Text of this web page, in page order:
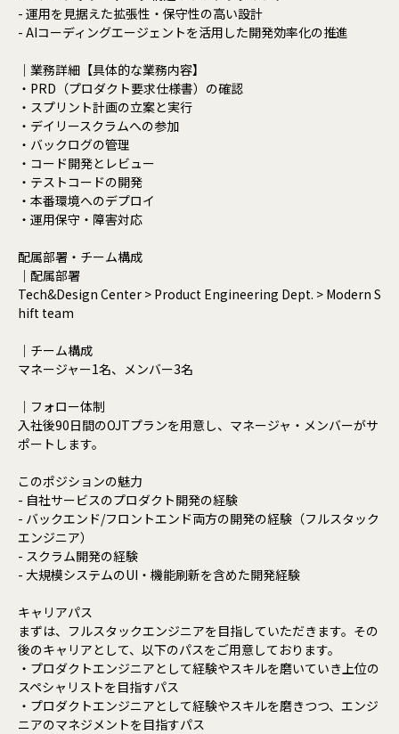
- 運用を見据えた拡張性・保守性の高い設計
- AIコーディングエージェントを活用した開発効率化の推進
｜業務詳細【具体的な業務内容】
・PRD（プロダクト要求仕様書）の確認
・スプリント計画の立案と実行
・デイリースクラムへの参加
・バックログの管理
・コード開発とレビュー
・テストコードの開発
・本番環境へのデプロイ
・運用保守・障害対応
配属部署・チーム構成
｜配属部署
Tech&Design Center > Product Engineering Dept. > Modern S
hift team
｜チーム構成
マネージャー1名、メンバー3名
｜フォロー体制
入社後90日間のOJTプランを用意し、マネージャ・メンバーがサ
ポートします。
このポジションの魅力
- 自社サービスのプロダクト開発の経験
- バックエンド/フロントエンド両方の開発の経験（フルスタック
エンジニア）
- スクラム開発の経験
- 大規模システムのUI・機能刷新を含めた開発経験
キャリアパス
まずは、フルスタックエンジニアを目指していただきます。その
後のキャリアとして、以下のパスをご用意しております。
・プロダクトエンジニアとして経験やスキルを磨いていき上位の
スペシャリストを目指すパス
・プロダクトエンジニアとして経験やスキルを磨きつつ、エンジ
ニアのマネジメントを目指すパス